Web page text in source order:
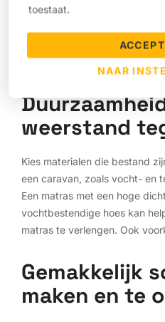
toestaat.
NAAR
drukverlichting en passen
traditioneel verend gevoel en
luchtstroom, wat ze koeler
weerstand
Kies materialen die bestand
een caravan, zoals vocht- en
Een matras met een hoge
vochtbestendige hoes kan
matras te verlengen. Ook
Gemakkelijk
maken en te